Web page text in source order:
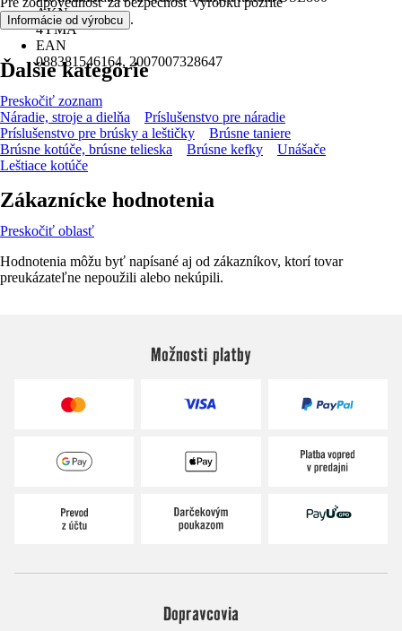
AKN
4YMA
EAN
088381546164, 2007007328647
Informácie od výrobcu .
Ďalšie kategórie
Preskočiť zoznam
Náradie, stroje a dielňa
Príslušenstvo pre náradie
Príslušenstvo pre brúsky a leštičky
Brúsne taniere
Brúsne kotúče, brúsne telieska
Brúsne kefky
Unášače
Leštiace kotúče
Zákaznícke hodnotenia
Preskočiť oblasť
Hodnotenia môžu byť napísané aj od zákazníkov, ktorí tovar
preukázateľne nepoužili alebo nekúpili.
Možnosti platby
Dopravcovia